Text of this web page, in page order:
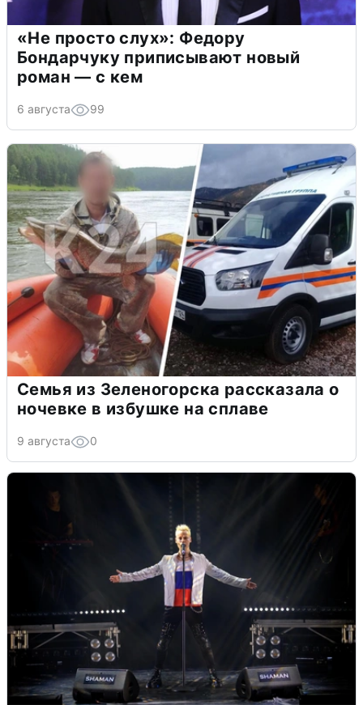
«Не просто слух»: Федору
Бондарчуку приписывают новый
роман — с кем
6 августа 99
Семья из Зеленогорска рассказала о
ночевке в избушке на сплаве
9 августа 0